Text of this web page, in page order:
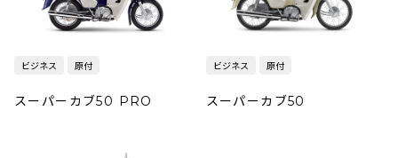
ビジネス 原付
スーパーカブ50 PRO
ビジネス 原付
スーパーカブ50